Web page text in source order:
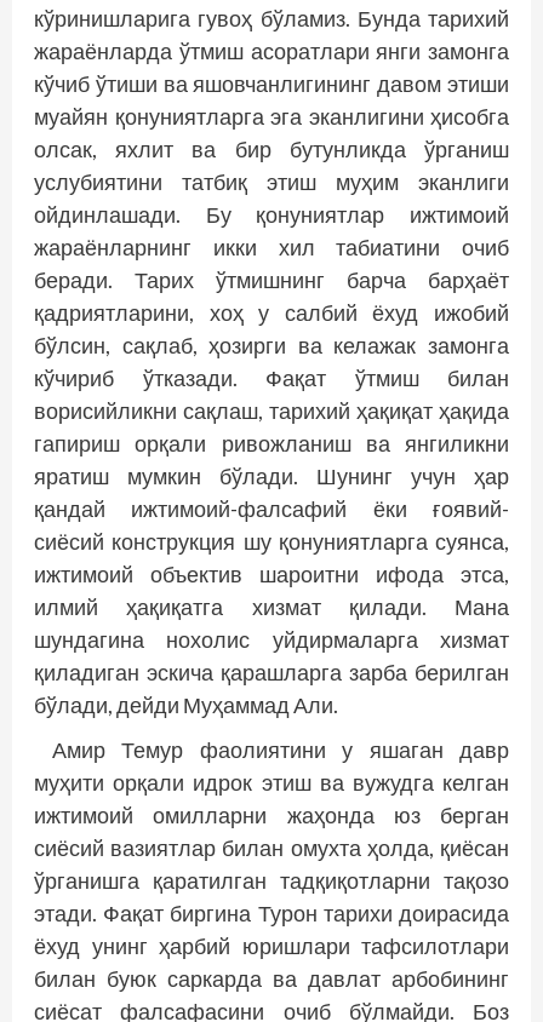
кўринишларига гувоҳ бўламиз. Бунда тарихий
жараёнларда ўтмиш асоратлари янги замонга
кўчиб ўтиши ва яшовчанлигининг давом этиши
муайян қонуниятларга эга эканлигини ҳисобга
олсак, яхлит ва бир бутунликда ўрганиш
услубиятини татбиқ этиш муҳим эканлиги
ойдинлашади. Бу қонуниятлар ижтимоий
жараёнларнинг икки хил табиатини очиб
беради. Тарих ўтмишнинг барча барҳаёт
қадриятларини, хоҳ у салбий ёхуд ижобий
бўлсин, сақлаб, ҳозирги ва келажак замонга
кўчириб ўтказади. Фақат ўтмиш билан
ворисийликни сақлаш, тарихий ҳақиқат ҳақида
гапириш орқали ривожланиш ва янгиликни
яратиш мумкин бўлади. Шунинг учун ҳар
қандай ижтимоий-фалсафий ёки ғоявий-
сиёсий конструкция шу қонуниятларга суянса,
ижтимоий объектив шароитни ифода этса,
илмий ҳақиқатга хизмат қилади. Мана
шундагина нохолис уйдирмаларга хизмат
қиладиган эскича қарашларга зарба берилган
бўлади, дейди Муҳаммад Али.
Амир Темур фаолиятини у яшаган давр
муҳити орқали идрок этиш ва вужудга келган
ижтимоий омилларни жаҳонда юз берган
сиёсий вазиятлар билан омухта ҳолда, қиёсан
ўрганишга қаратилган тадқиқотларни тақозо
этади. Фақат биргина Турон тарихи доирасида
ёхуд унинг ҳарбий юришлари тафсилотлари
билан буюк саркарда ва давлат арбобининг
сиёсат фалсафасини очиб бўлмайди. Боз